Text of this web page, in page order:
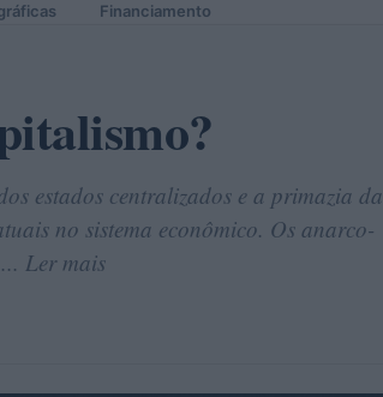
Financiamento
estados centralizados e a primazia da
no sistema econômico. Os anarco-
Ler mais